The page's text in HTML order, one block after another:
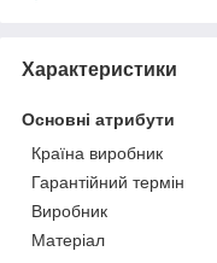
Характеристики
Основні атрибути
Країна виробник
Гарантійний термін
Виробник
Матеріал